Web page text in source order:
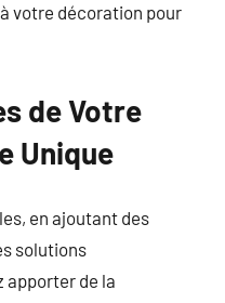
votre décoration pour
de Votre
Unique
en ajoutant des
solutions
apporter de la